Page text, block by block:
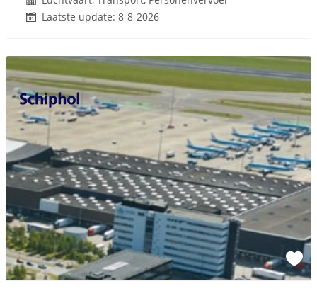
Laatste update: 8-8-2026